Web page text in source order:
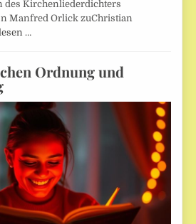
des Kirchenliederdichters
Manfred Orlick zuChristian
…
Ordnung und